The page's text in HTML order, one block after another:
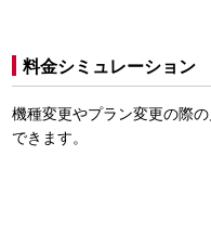
料金シミュレーション
機種変更やプラン変更の際
できます。